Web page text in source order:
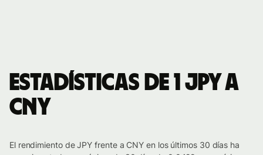
Estadísticas de 1 JPY a
CNY
El rendimiento de JPY frente a CNY en los últimos 30 días ha